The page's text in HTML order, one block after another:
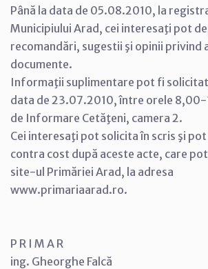
Până la data de 05.08.2010, la
Municipiului Arad, cei interesaţi pot
recomandări, sugestii şi opinii privind
documente.
Informaţii suplimentare pot fi
data de 23.07.2010, între orele
de Informare Cetăţeni, camera 2.
Cei interesaţi pot solicita în scris şi
contra cost după aceste acte, care
site-ul Primăriei Arad, la adresa
www.primariaarad.ro.
P R I M A R
ing. Gheorghe Falcă